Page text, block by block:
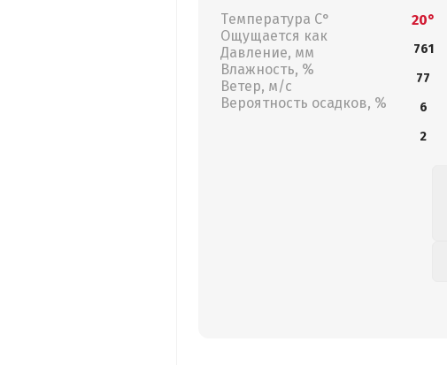
Температура С°
Ощущается как
Давление, мм
Влажность, %
Ветер, м/с
Вероятность осадков, %
20°
761
77
6
2